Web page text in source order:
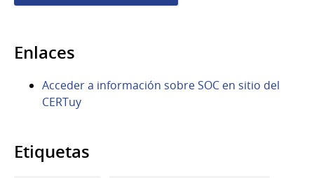
Enlaces
Acceder a información sobre SOC en sitio del
CERTuy
Etiquetas